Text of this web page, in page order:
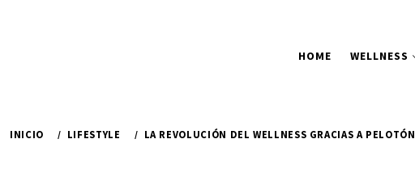
HOME WELLNESS
INICIO LIFESTYLE LA REVOLUCIÓN DEL WELLNESS GRACIAS A PELOTÓN